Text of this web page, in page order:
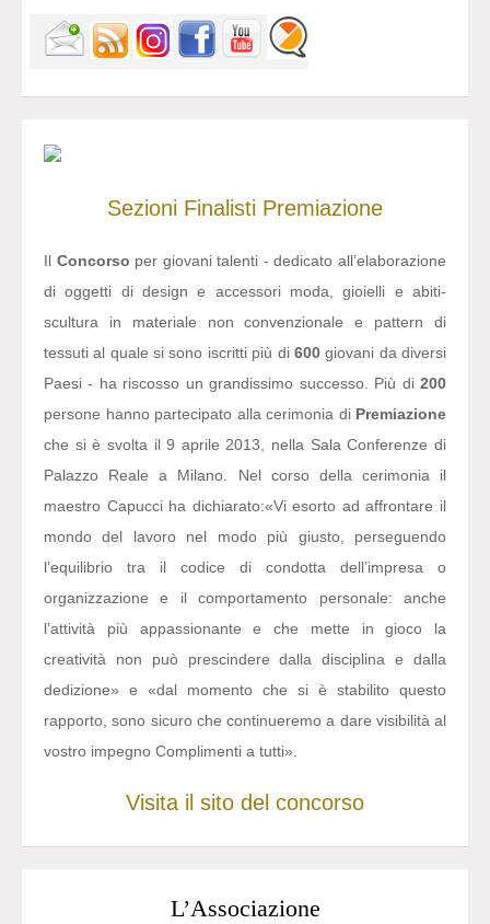
Sezioni Finalisti Premiazione
Il Concorso per giovani talenti - dedicato all’elaborazione
di oggetti di design e accessori moda, gioielli e abiti-
scultura in materiale non convenzionale e pattern di
tessuti al quale si sono iscritti più di 600giovani da diversi
Paesi - ha riscosso un grandissimo successo. Più di 200
persone hanno partecipato alla cerimonia di Premiazione
che si è svolta il 9 aprile 2013, nella Sala Conferenze di
Palazzo Reale a Milano. Nel corso della cerimonia il
maestro Capucci ha dichiarato:«Vi esorto ad affrontare il
mondo del lavoro nel modo più giusto, perseguendo
l’equilibrio tra il codice di condotta dell’impresa o
organizzazione e il comportamento personale: anche
l’attività più appassionante e che mette in gioco la
creatività non può prescindere dalla disciplina e dalla
dedizione» e «dal momento che si è stabilito questo
rapporto, sono sicuro che continueremo a dare visibilità al
vostro impegno Complimenti a tutti».
Visita il sito del concorso
L’Associazione